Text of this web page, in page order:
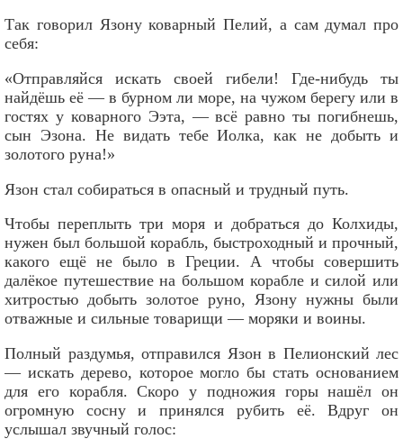
Так говорил Язону коварный Пелий, а сам думал про
себя:
«Отправляйся искать своей гибели! Где-нибудь ты
найдёшь её — в бурном ли море, на чужом берегу или в
гостях у коварного Ээта, — всё равно ты погибнешь,
сын Эзона. Не видать тебе Иолка, как не добыть и
золотого руна!»
Язон стал собираться в опасный и трудный путь.
Чтобы переплыть три моря и добраться до Колхиды,
нужен был большой корабль, быстроходный и прочный,
какого ещё не было в Греции. А чтобы совершить
далёкое путешествие на большом корабле и силой или
хитростью добыть золотое руно, Язону нужны были
отважные и сильные товарищи — моряки и воины.
Полный раздумья, отправился Язон в Пелионский лес
— искать дерево, которое могло бы стать основанием
для его корабля. Скоро у подножия горы нашёл он
огромную сосну и принялся рубить её. Вдруг он
услышал звучный голос: